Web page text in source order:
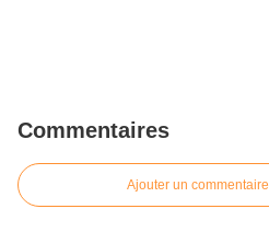
Commentaires
Ajouter un commentaire